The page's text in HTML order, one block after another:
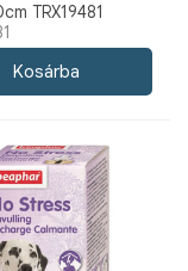
TRX19481